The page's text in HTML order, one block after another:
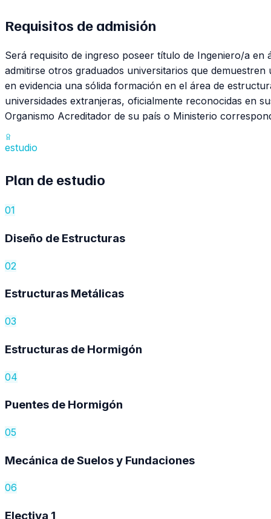
Requisitos de admisión
Será requisito de ingreso poseer título de Ingeniero/a
admitirse otros graduados universitarios que
en evidencia una sólida formación en el área de
universidades extranjeras, oficialmente reconocidas en
Organismo Acreditador de su país o Ministerio
estudio
Plan de estudio
01
Diseño de Estructuras
02
Estructuras Metálicas
03
Estructuras de Hormigón
04
Puentes de Hormigón
05
Mecánica de Suelos y Fundaciones
06
Electiva 1